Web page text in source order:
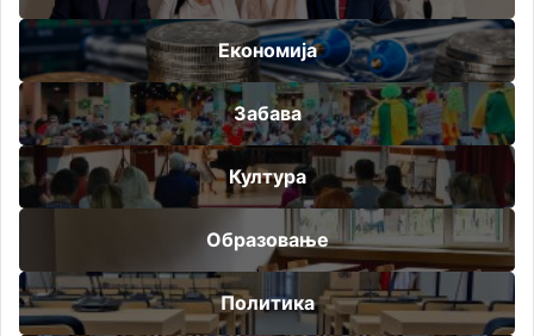
Економија
Забава
Култура
Образовање
Политика